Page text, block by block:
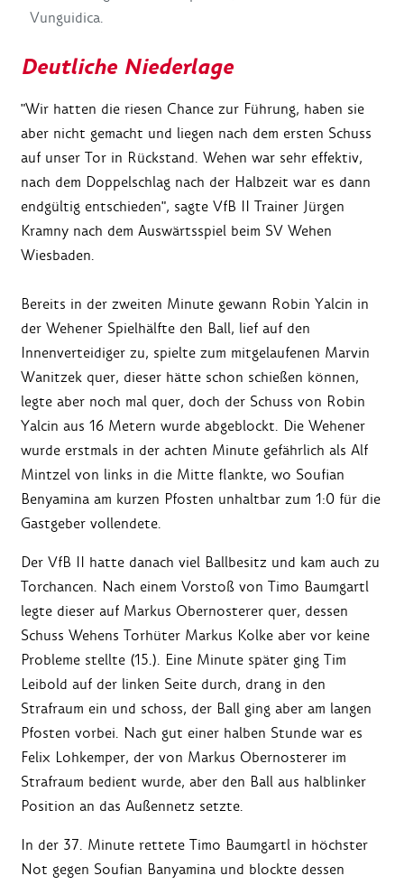
Vunguidica.
Deutliche Niederlage
"Wir hatten die riesen Chance zur Führung, haben sie
aber nicht gemacht und liegen nach dem ersten Schuss
auf unser Tor in Rückstand. Wehen war sehr effektiv,
nach dem Doppelschlag nach der Halbzeit war es dann
endgültig entschieden", sagte VfB II Trainer Jürgen
Kramny nach dem Auswärtsspiel beim SV Wehen
Wiesbaden.
Bereits in der zweiten Minute gewann Robin Yalcin in
der Wehener Spielhälfte den Ball, lief auf den
Innenverteidiger zu, spielte zum mitgelaufenen Marvin
Wanitzek quer, dieser hätte schon schießen können,
legte aber noch mal quer, doch der Schuss von Robin
Yalcin aus 16 Metern wurde abgeblockt. Die Wehener
wurde erstmals in der achten Minute gefährlich als Alf
Mintzel von links in die Mitte flankte, wo Soufian
Benyamina am kurzen Pfosten unhaltbar zum 1:0 für die
Gastgeber vollendete.
Der VfB II hatte danach viel Ballbesitz und kam auch zu
Torchancen. Nach einem Vorstoß von Timo Baumgartl
legte dieser auf Markus Obernosterer quer, dessen
Schuss Wehens Torhüter Markus Kolke aber vor keine
Probleme stellte (15.). Eine Minute später ging Tim
Leibold auf der linken Seite durch, drang in den
Strafraum ein und schoss, der Ball ging aber am langen
Pfosten vorbei. Nach gut einer halben Stunde war es
Felix Lohkemper, der von Markus Obernosterer im
Strafraum bedient wurde, aber den Ball aus halblinker
Position an das Außennetz setzte.
In der 37. Minute rettete Timo Baumgartl in höchster
Not gegen Soufian Banyamina und blockte dessen